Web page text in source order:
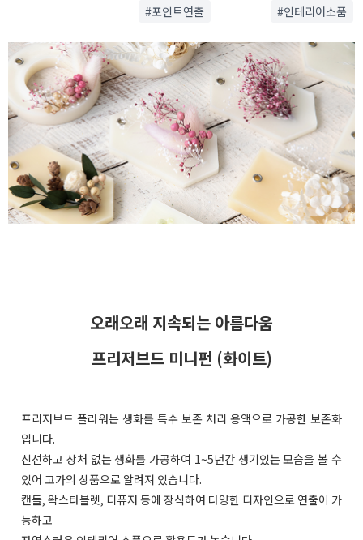
#포인트연출
#인테리어소품
오래오래 지속되는 아름다움
프리저브드 미니펀 (화이트)
프리저브드 플라워는 생화를 특수 보존 처리 용액으로 가공한 보존화
입니다.
신선하고 상처 없는 생화를 가공하여 1~5년간 생기있는 모습을 볼 수
있어 고가의 상품으로 알려져 있습니다.
캔들, 왁스타블렛, 디퓨저 등에 장식하여 다양한 디자인으로 연출이 가
능하고